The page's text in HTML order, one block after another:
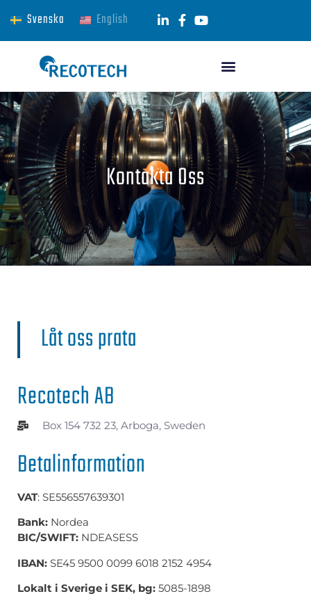
Svenska English
Kontakta Oss​
Låt oss prata
Recotech AB
Box 154 732 23, Arboga, Sweden
Betalinformation
VAT: SE556557639301
Bank: Nordea
BIC/SWIFT: NDEASESS
IBAN: SE45 9500 0099 6018 2152 4954
Lokalt i Sverige i SEK, bg: 5085-1898